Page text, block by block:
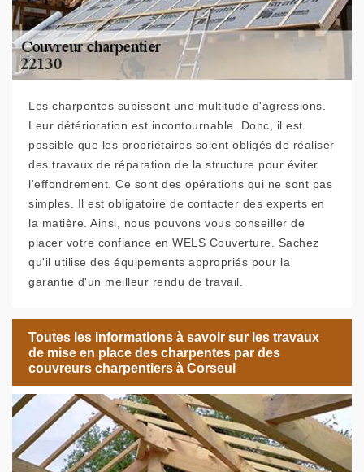
Les charpentes subissent une multitude d'agressions.
Leur détérioration est incontournable. Donc, il est
possible que les propriétaires soient obligés de réaliser
des travaux de réparation de la structure pour éviter
l'effondrement. Ce sont des opérations qui ne sont pas
simples. Il est obligatoire de contacter des experts en
la matière. Ainsi, nous pouvons vous conseiller de
placer votre confiance en WELS Couverture. Sachez
qu'il utilise des équipements appropriés pour la
garantie d'un meilleur rendu de travail.
Toutes les informations à savoir sur les travaux
de mise en place des charpentes par des
couvreurs charpentiers à Corseul